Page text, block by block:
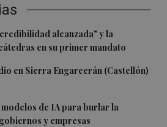
alcanzada" y la
en su primer mandato
en Sierra Engarcerán (Castellón)
de IA para burlar la
y empresas